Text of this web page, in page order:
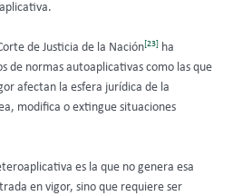
de Justicia de la Nación[23] ha
de normas autoaplicativas como las que
afectan la esfera jurídica de la
modifica o extingue situaciones
es la que no genera esa
en vigor, sino que requiere ser